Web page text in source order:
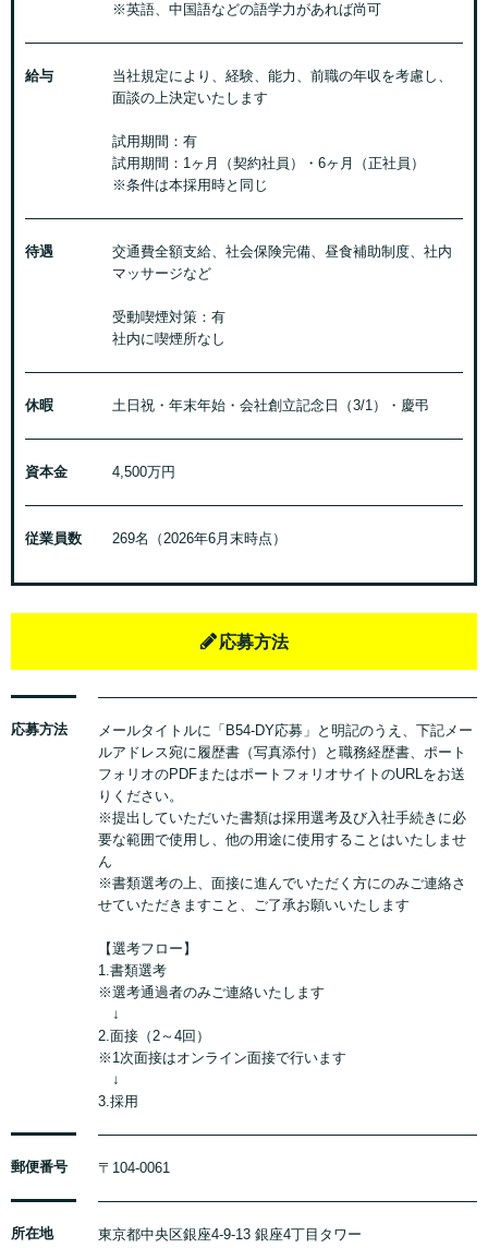
※英語、中国語などの語学力があれば尚可
給与
当社規定により、経験、能力、前職の年収を考慮し、
面談の上決定いたします
試用期間：有
試用期間：1ヶ月（契約社員）・6ヶ月（正社員）
※条件は本採用時と同じ
待遇
交通費全額支給、社会保険完備、昼食補助制度、社内
マッサージなど
受動喫煙対策：有
社内に喫煙所なし
休暇 土日祝・年末年始・会社創立記念日（3/1）・慶弔
資本金 4,500万円
従業員数 269名（2026年6月末時点）
応募方法
応募方法
メールタイトルに「B54-DY応募」と明記のうえ、下記メー
ルアドレス宛に履歴書（写真添付）と職務経歴書、ポート
フォリオのPDFまたはポートフォリオサイトのURLをお送
りください。
※提出していただいた書類は採用選考及び入社手続きに必
要な範囲で使用し、他の用途に使用することはいたしませ
ん
※書類選考の上、面接に進んでいただく方にのみご連絡さ
せていただきますこと、ご了承お願いいたします
【選考フロー】
1.書類選考
※選考通過者のみご連絡いたします
↓
2.面接（2～4回）
※1次面接はオンライン面接で行います
↓
3.採用
郵便番号 〒104-0061
所在地 東京都中央区銀座4-9-13 銀座4丁目タワー